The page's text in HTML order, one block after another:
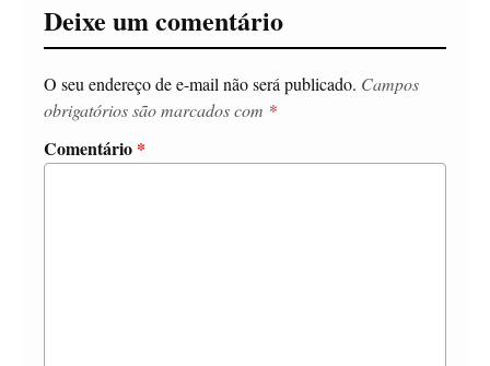
Deixe um comentário
O seu endereço de e-mail não será publicado. Campos
obrigatórios são marcados com *
Comentário *